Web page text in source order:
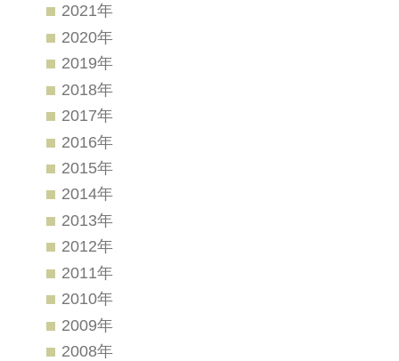
2021年
2020年
2019年
2018年
2017年
2016年
2015年
2014年
2013年
2012年
2011年
2010年
2009年
2008年